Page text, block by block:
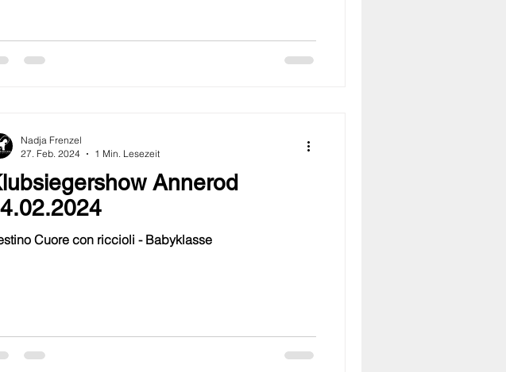
Annerod
Destino Cuore con riccioli - Babyklasse
Nadja Frenzel
27. Feb. 2024
1 Min. Lesezeit